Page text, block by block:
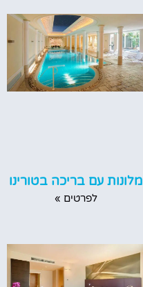
מלונות עם בריכה בטורינו
לפרטים »